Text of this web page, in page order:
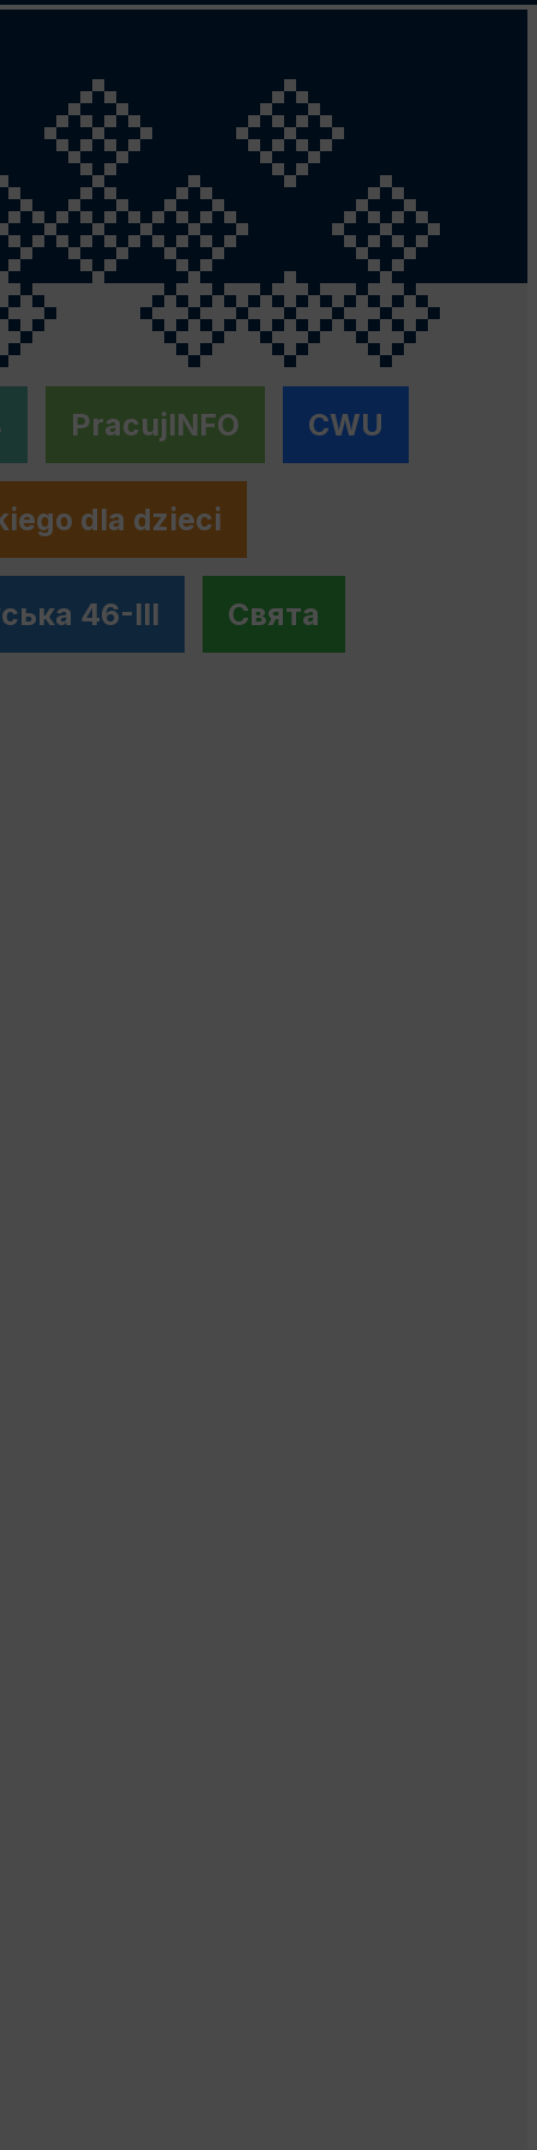
PracujINFO CWU
dla dzieci
46-III Свята